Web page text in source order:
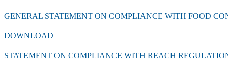
GENERAL STATEMENT ON COMPLIANCE WITH FOOD
DOWNLOAD
STATEMENT ON COMPLIANCE WITH REACH